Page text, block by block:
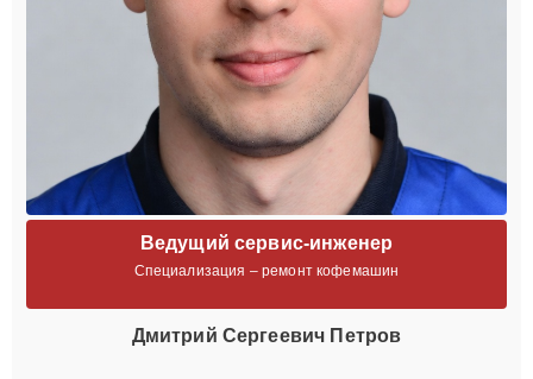
Ведущий сервис-инженер
Специализация – ремонт кофемашин
Дмитрий Сергеевич Петров